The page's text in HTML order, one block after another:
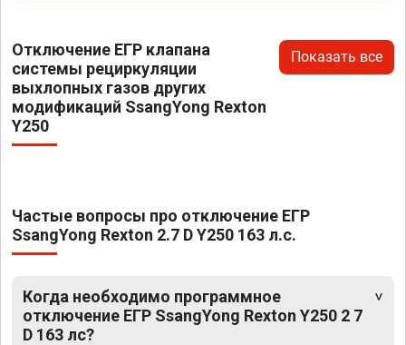
Отключение ЕГР клапана
системы рециркуляции
выхлопных газов других
модификаций SsangYong Rexton
Y250
Показать все
Частые вопросы про отключение ЕГР
SsangYong Rexton 2.7 D Y250 163 л.с.
Когда необходимо программное
отключение ЕГР SsangYong Rexton Y250 2 7
D 163 лс?